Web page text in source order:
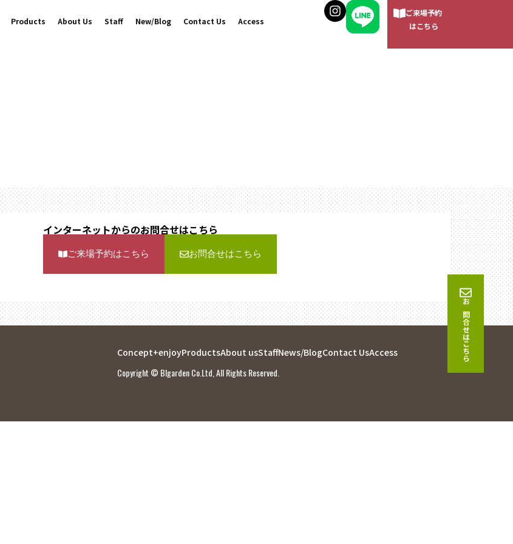
Products About Us Staff New/Blog Contact Us Access
ご来場予約
はこちら
お問合せはこちら
インターネットからのお問合せはこちら
ご来場予約はこちら お問合せはこちら
Concept+enjoyProductsAbout usStaffNews/BlogContact UsAccess
Copyright © Blgarden Co.Ltd, All Rights Reserved.